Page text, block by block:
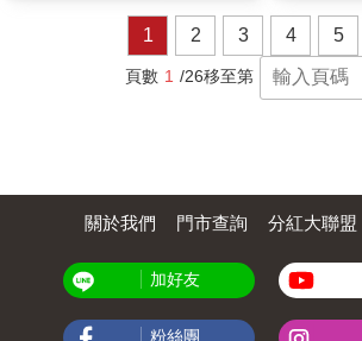
1 2 3 4 5
頁數 1 /26移至第
關於我們 門市查詢 分紅大聯盟
加好友
粉絲團